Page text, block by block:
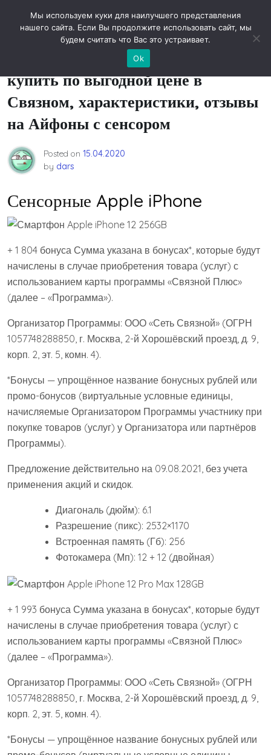
Новости технологий
Сенсорные Apple iPhone —
купить по выгодной цене в
Связном, характеристики, отзывы
на Айфоны с сенсором
Posted on 15.04.2020
by dars
Сенсорные Apple iPhone
+ 1 804 бонуса Сумма указана в бонусах*, которые будут
начислены в случае приобретения товара (услуг) с
использованием карты программы «Связной Плюс»
(далее – «Программа»).
Организатор Программы: ООО «Сеть Связной» (ОГРН
1057748288850, г. Москва, 2-й Хорошёвский проезд, д. 9,
корп. 2, эт. 5, комн. 4).
*Бонусы — упрощённое название бонусных рублей или
промо-бонусов (виртуальные условные единицы,
начисляемые Организатором Программы участнику при
покупке товаров (услуг) у Организатора или партнёров
Программы).
Предложение действительно на 09.08.2021, без учета
применения акций и скидок.
Диагональ (дюйм): 6.1
Разрешение (пикс): 2532×1170
Встроенная память (Гб): 256
Фотокамера (Мп): 12 + 12 (двойная)
+ 1 993 бонуса Сумма указана в бонусах*, которые будут
начислены в случае приобретения товара (услуг) с
использованием карты программы «Связной Плюс»
(далее – «Программа»).
Организатор Программы: ООО «Сеть Связной» (ОГРН
1057748288850, г. Москва, 2-й Хорошёвский проезд, д. 9,
корп. 2, эт. 5, комн. 4).
*Бонусы — упрощённое название бонусных рублей или
Мы используем куки для наилучшего представления
нашего сайта. Если Вы продолжите использовать сайт, мы
будем считать что Вас это устраивает.
Ok